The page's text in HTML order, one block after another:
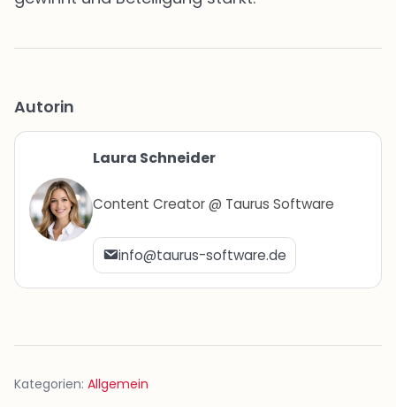
Autorin
Laura Schneider
Content Creator @ Taurus Software
info@taurus-software.de
Kategorien: Allgemein